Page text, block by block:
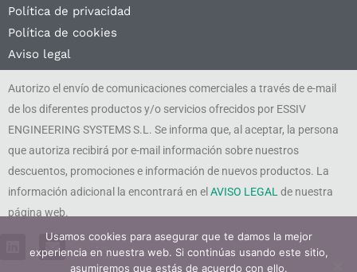
Política de privacidad
Política de cookies
Aviso legal
Autorizo el envío de comunicaciones comerciales a través de e-mail
de los diferentes productos y/o servicios ofrecidos por ESSIV
ENGINEERING SYSTEMS S.L. Se informa que, al aceptar, la persona
que autoriza recibirá por e-mail información sobre nuestros
descuentos, promociones e información de nuevos productos. La
información adicional la encontrará en elAVISO LEGAL de nuestra
página web.
E
n
Usamos cookies para asegurar que te damos la mejor
experiencia en nuestra web. Si continúas usando este sitio,
asumiremos que estás de acuerdo con ello.